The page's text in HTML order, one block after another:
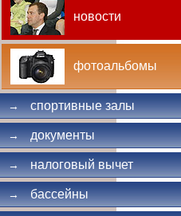
новости
фотоальбомы
→ спортивные залы
→ документы
→ налоговый вычет
→ бассейны